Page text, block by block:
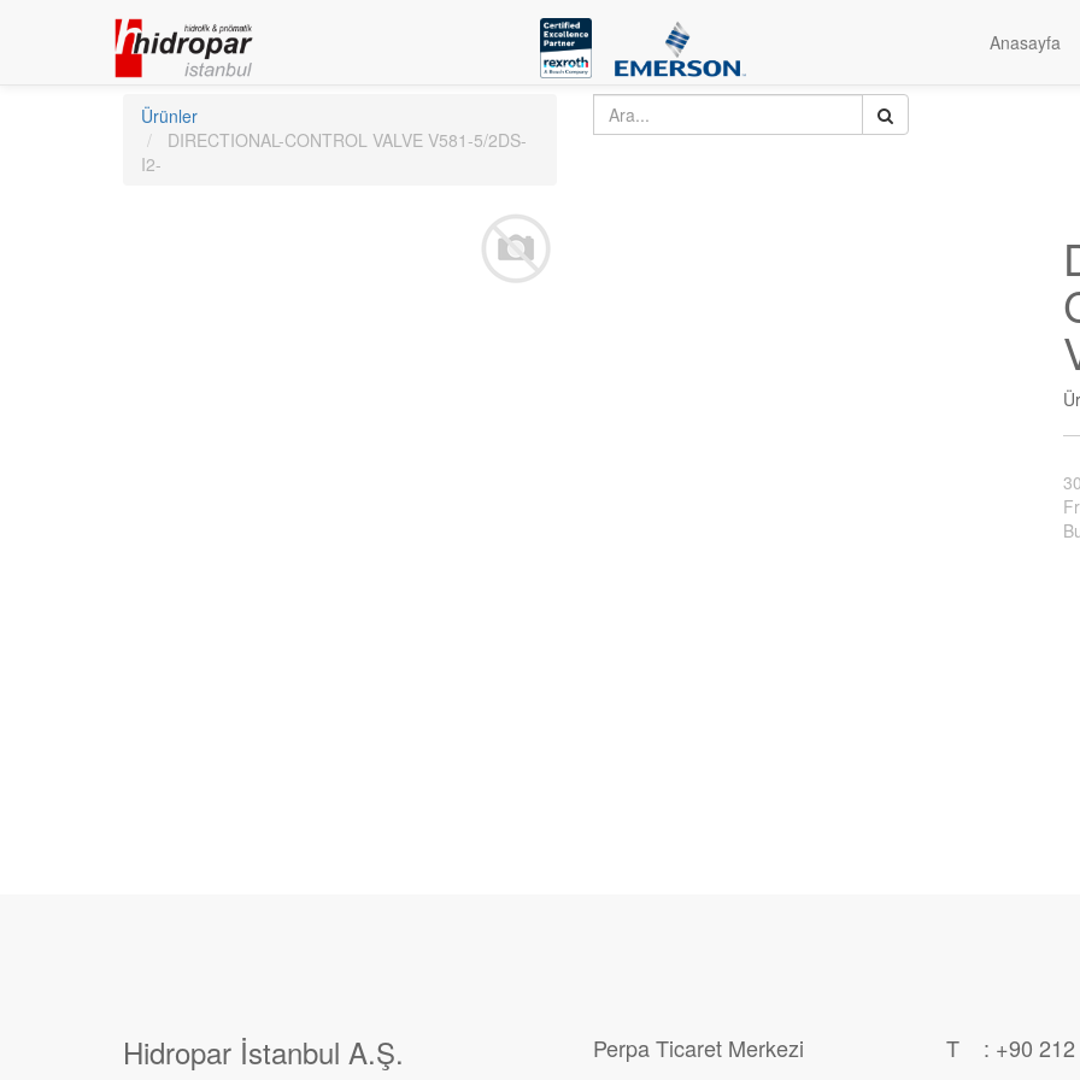
Anasayfa
Ürünler
DIRECTIONAL-CONTROL VALVE V581-5/2DS-
I2-
Hidropar İstanbul A.Ş.
Perpa Ticaret Merkezi
T : +90 212